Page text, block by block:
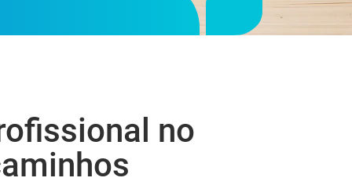
no